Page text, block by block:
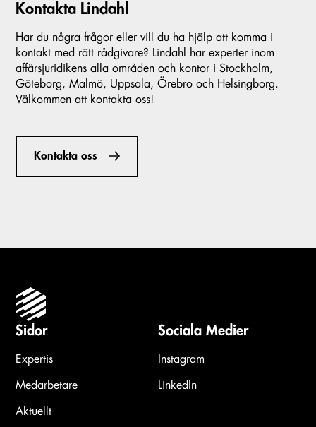
Kontakta Lindahl
Har du några frågor eller vill du ha hjälp att komma i
kontakt med rätt rådgivare? Lindahl har experter inom
affärsjuridikens alla områden och kontor i Stockholm,
Göteborg, Malmö, Uppsala, Örebro och Helsingborg.
Välkommen att kontakta oss!
Kontakta oss
Sidor
Expertis
Medarbetare
Aktuellt
Sociala Medier
Instagram
LinkedIn